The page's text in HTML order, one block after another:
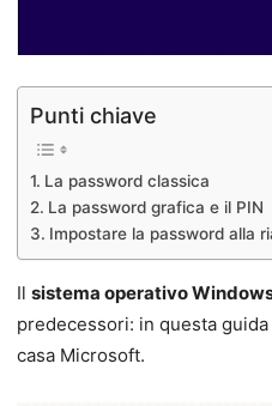
Punti chiave
La password classica
La password grafica e il PIN
Impostare la password alla
Il sistema operativo Windows
predecessori: in questa
casa Microsoft.